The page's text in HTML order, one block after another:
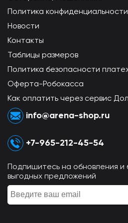
Политика конфиденциальности
Новости
Контакты
Таблицы размеров
Политика безопасности
Оферта-Робокасса
Как оплатить через сервис
info@arena-shop.ru
+7-965-212-45-54
Подпишитесь на обновления и
выгодных предложений